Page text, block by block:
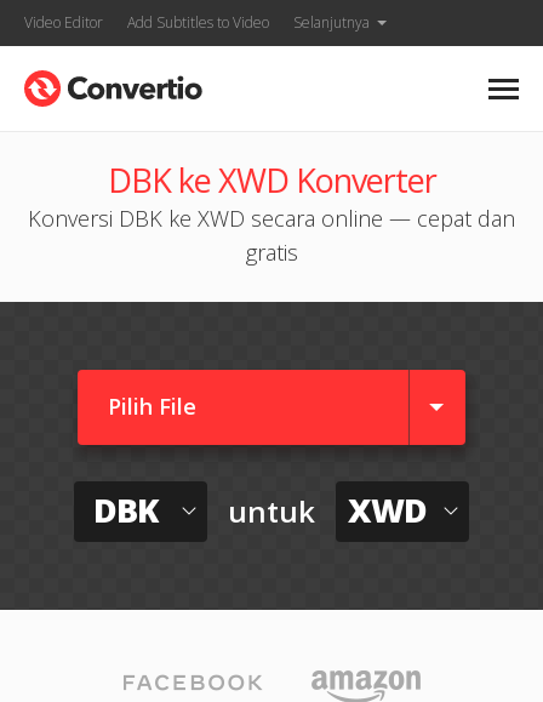
Video Editor Add Subtitles to Video Selanjutnya
DBK ke XWD Konverter
Konversi DBK ke XWD secara online — cepat dan
gratis
Pilih File
DBK untuk XWD